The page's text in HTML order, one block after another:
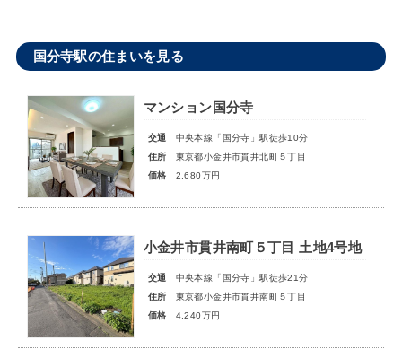
国分寺駅の住まいを見る
マンション国分寺
交通
中央本線「国分寺」駅徒歩10分
住所
東京都小金井市貫井北町５丁目
価格
2,680万円
小金井市貫井南町５丁目 土地4号地
交通
中央本線「国分寺」駅徒歩21分
住所
東京都小金井市貫井南町５丁目
価格
4,240万円